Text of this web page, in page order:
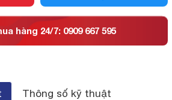
hàng 24/7: 0909 667 595
Thông số kỹ thuật